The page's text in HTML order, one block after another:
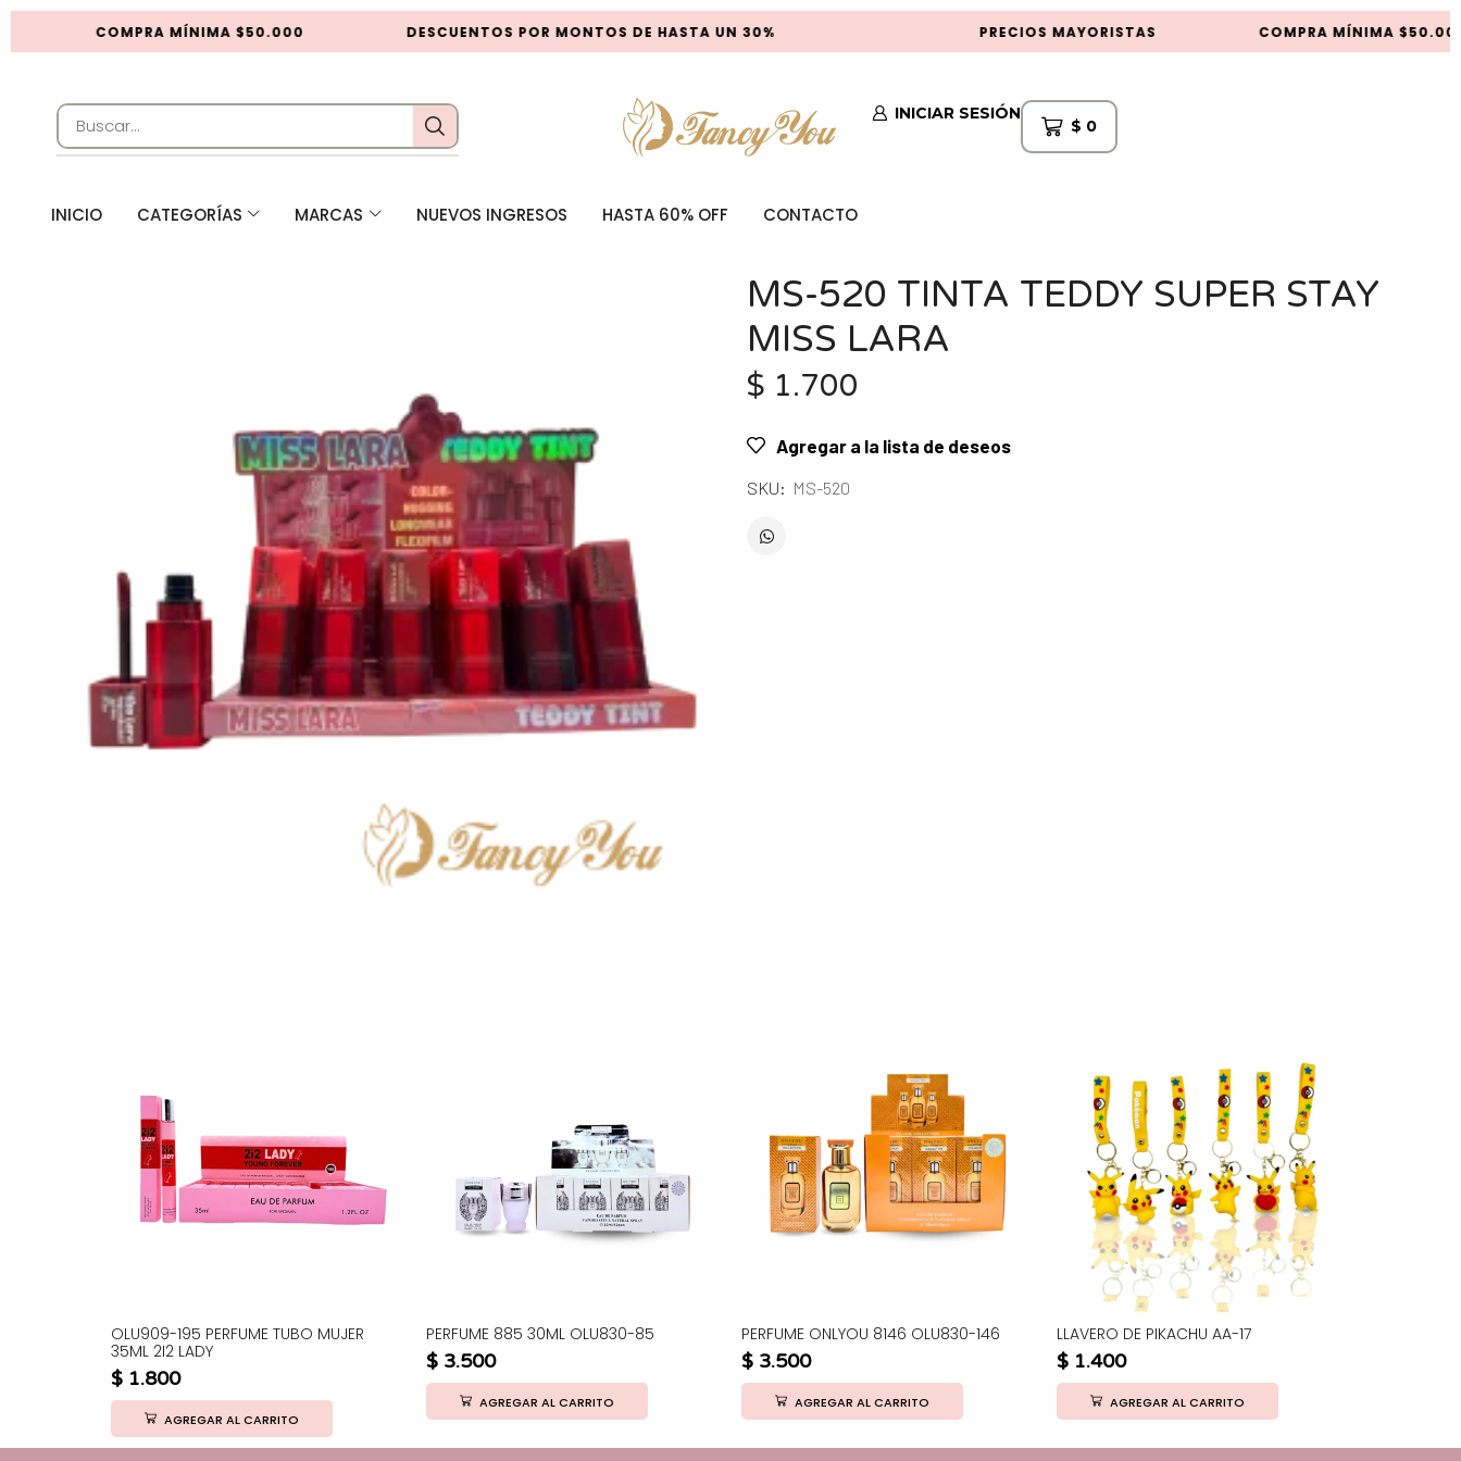
COMPRA MÍNIMA $50.000 DESCUENTOS POR MONTOS DE HASTA UN 30% PRECIOS MAYORISTAS COMPRA MÍNIMA $50.000
INICIAR SESIÓN
$ 0
INICIO CATEGORÍAS MARCAS NUEVOS INGRESOS HASTA 60% OFF CONTACTO
MS-520 TINTA TEDDY SUPER STAY
MISS LARA
$ 1.700
Agregar a la lista de deseos
SKU: MS-520
OLU909-195 PERFUME TUBO MUJER
35ML 2I2 LADY
$ 1.800
AGREGAR AL CARRITO
PERFUME 885 30ML OLU830-85
$ 3.500
AGREGAR AL CARRITO
PERFUME ONLYOU 8146 OLU830-146
$ 3.500
AGREGAR AL CARRITO
LLAVERO DE PIKACHU AA-17
$ 1.400
AGREGAR AL CARRITO